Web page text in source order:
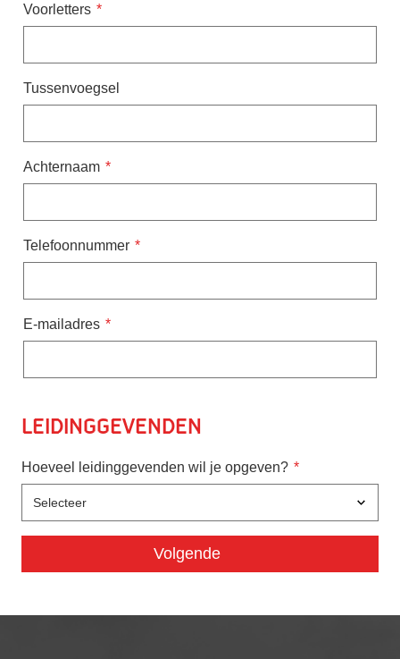
Voorletters
Tussenvoegsel
Achternaam
Telefoonnummer
E-mailadres
Leidinggevenden
Hoeveel leidinggevenden wil je opgeven?